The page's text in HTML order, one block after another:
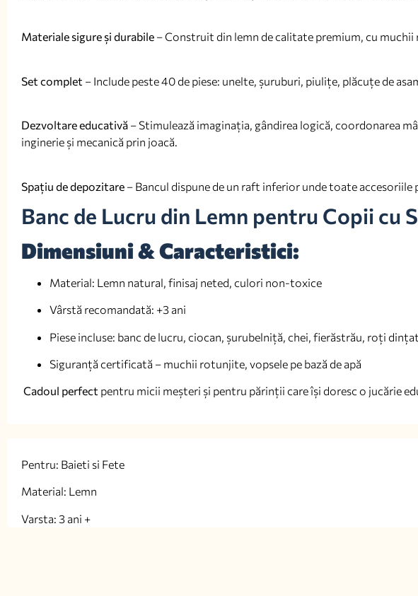
Materiale sigure și durabile – Construit din lemn de calitate premium, cu
Set complet – Include peste 40 de piese: unelte, șuruburi, piulițe, plăcuțe de
Dezvoltare educativă – Stimulează imaginația, gândirea logică, coordonarea
inginerie și mecanică prin joacă.
Spațiu de depozitare – Bancul dispune de un raft inferior unde toate
Banc de Lucru din Lemn pentru Copii cu
Dimensiuni & Caracteristici:
Material: Lemn natural, finisaj neted, culori non-toxice
Vârstă recomandată: +3 ani
Piese incluse: banc de lucru, ciocan, șurubelniță, chei, fierăstrău, roți
Siguranță certificată – muchii rotunjite, vopsele pe bază de apă
Cadoul perfect pentru micii meșteri și pentru părinții care își doresc o jucărie
Pentru: Baieti si Fete
Material: Lemn
Varsta: 3 ani +